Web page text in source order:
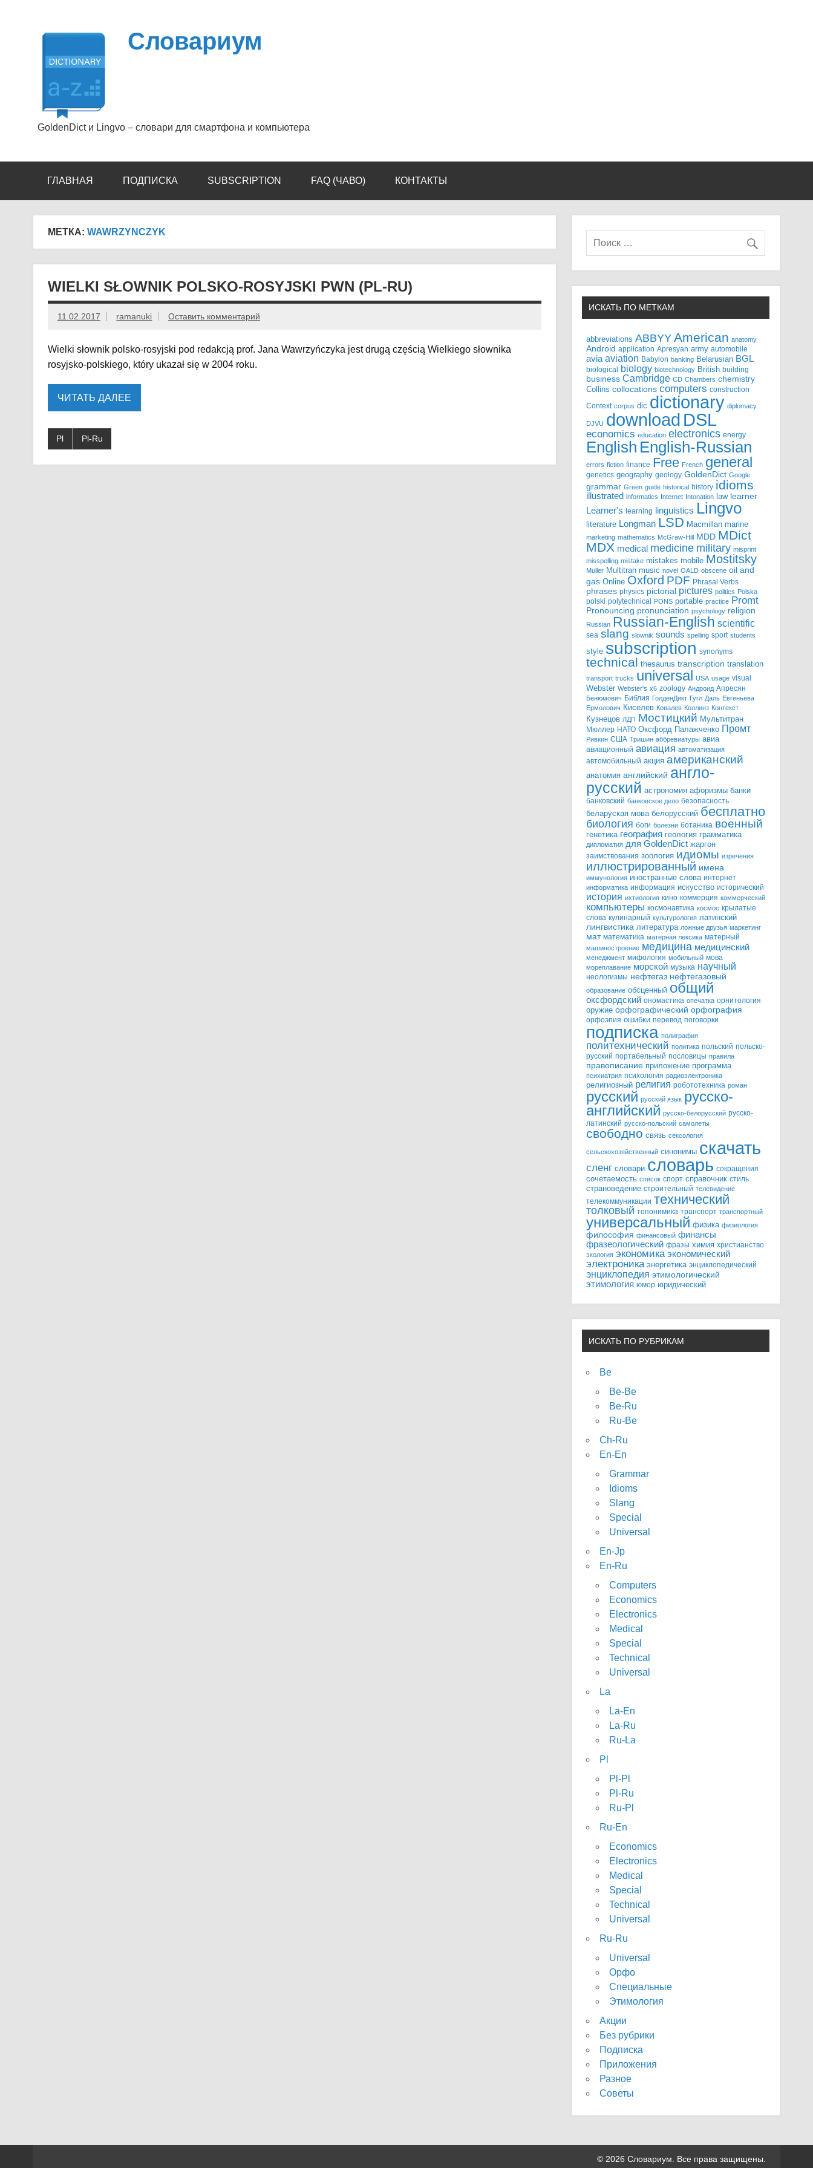
Словариум
GoldenDict и Lingvo – словари для смартфона и компьютера
ГЛАВНАЯ ПОДПИСКА SUBSCRIPTION FAQ (ЧАВО) КОНТАКТЫ
МЕТКА: WAWRZYNCZYK
WIELKI SŁOWNIK POLSKO-ROSYJSKI PWN (PL-RU)
11.02.2017 ramanuki Оставить комментарий
Wielki słownik polsko-rosyjski pod redakcją prof. Jana Wawrzyńczyka jest drugą częścią Wielkiego słownika
rosyjsko-polskiego, który ukazał się w 2004 roku.
ЧИТАТЬ ДАЛЕЕ
Pl Pl-Ru
ИСКАТЬ ПО МЕТКАМ
abbreviations ABBYY American anatomy
Android application Apresyan army automobile
avia aviation Babylon banking Belarusian BGL
biological biology biotechnology British building
business Cambridge CD Chambers chemistry
Collins collocations computers construction
Context corpus dic dictionary diplomacy
DJVU download DSL
economics education electronics energy
English English-Russian
errors fiction finance Free French general
genetics geography geology GoldenDict Google
grammar Green guide historical history idioms
illustrated informatics Internet Intonation law learner
Learner's learning linguistics Lingvo
literature Longman LSD Macmillan marine
marketing mathematics McGraw-Hill MDD MDict
MDX medical medicine military misprint
misspelling mistake mistakes mobile Mostitsky
Muller Multitran music novel OALD obscene oil and
gas Online Oxford PDF Phrasal Verbs
phrases physics pictorial pictures politics Polska
polski polytechnical PONS portable practice Promt
Pronouncing pronunciation psychology religion
Russian Russian-English scientific
sea slang slownik sounds spelling sport students
style subscription synonyms
technical thesaurus transcription translation
transport trucks universal USA usage visual
Webster Webster's x6 zoology Андроид Апресян
Бенюмович Библия ГолденДикт Гугл Даль Евгеньева
Ермолович Киселев Ковалев Коллинз Контекст
Кузнецов ЛДП Мостицкий Мультитран
Мюллер НАТО Оксфорд Палажченко Промт
Ривкин США Тришин аббревиатуры авиа
авиационный авиация автоматизация
автомобильный акция американский
анатомия английский англо-
русский астрономия афоризмы банки
банковский банковское дело безопасность
беларуская мова белорусский бесплатно
биология боги болезни ботаника военный
генетика география геология грамматика
дипломатия для GoldenDict жаргон
заимствования зоология идиомы изречения
иллюстрированный имена
иммунология иностранные слова интернет
информатика информация искусство исторический
история ихтиология кино коммерция коммерческий
компьютеры космонавтика космос крылатые
слова кулинарный культурология латинский
лингвистика литература ложные друзья маркетинг
мат математика матерная лексика матерный
машиностроение медицина медицинский
менеджмент мифология мобильный мова
мореплавание морской музыка научный
неологизмы нефтегаз нефтегазовый
образование обсценный общий
оксфордский ономастика опечатка орнитология
оружие орфографический орфография
орфоэпия ошибки перевод поговорки
подписка полиграфия
политехнический политика польский польско-
русский портабельный пословицы правила
правописание приложение программа
психиатрия психология радиоэлектроника
религиозный религия робототехника роман
русский русский язык русско-
английский русско-белорусский русско-
латинский русско-польский самолеты
свободно связь сексология
сельскохозяйственный синонимы скачать
сленг словари словарь сокращения
сочетаемость список спорт справочник стиль
страноведение строительный телевидение
телекоммуникации технический
толковый топонимика транспорт транспортный
универсальный физика физиология
философия финансовый финансы
фразеологический фразы химия христианство
экология экономика экономический
электроника энергетика энциклопедический
энциклопедия этимологический
этимология юмор юридический
ИСКАТЬ ПО РУБРИКАМ
Be
Be-Be
Be-Ru
Ru-Be
Ch-Ru
En-En
Grammar
Idioms
Slang
Special
Universal
En-Jp
En-Ru
Computers
Economics
Electronics
Medical
Special
Technical
Universal
La
La-En
La-Ru
Ru-La
Pl
Pl-Pl
Pl-Ru
Ru-Pl
Ru-En
Economics
Electronics
Medical
Special
Technical
Universal
Ru-Ru
Universal
Орфо
Специальные
Этимология
Акции
Без рубрики
Подписка
Приложения
Разное
Советы
© 2026 Словариум. Все права защищены.